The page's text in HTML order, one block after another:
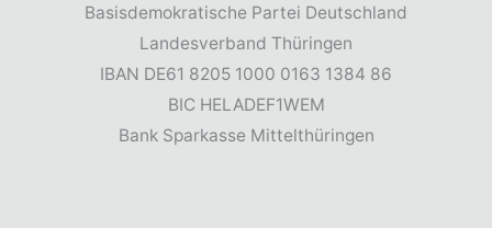
Basisdemokratische Partei Deutschland
Landesverband Thüringen
IBAN DE61 8205 1000 0163 1384 86
BIC HELADEF1WEM
Bank Sparkasse Mittelthüringen